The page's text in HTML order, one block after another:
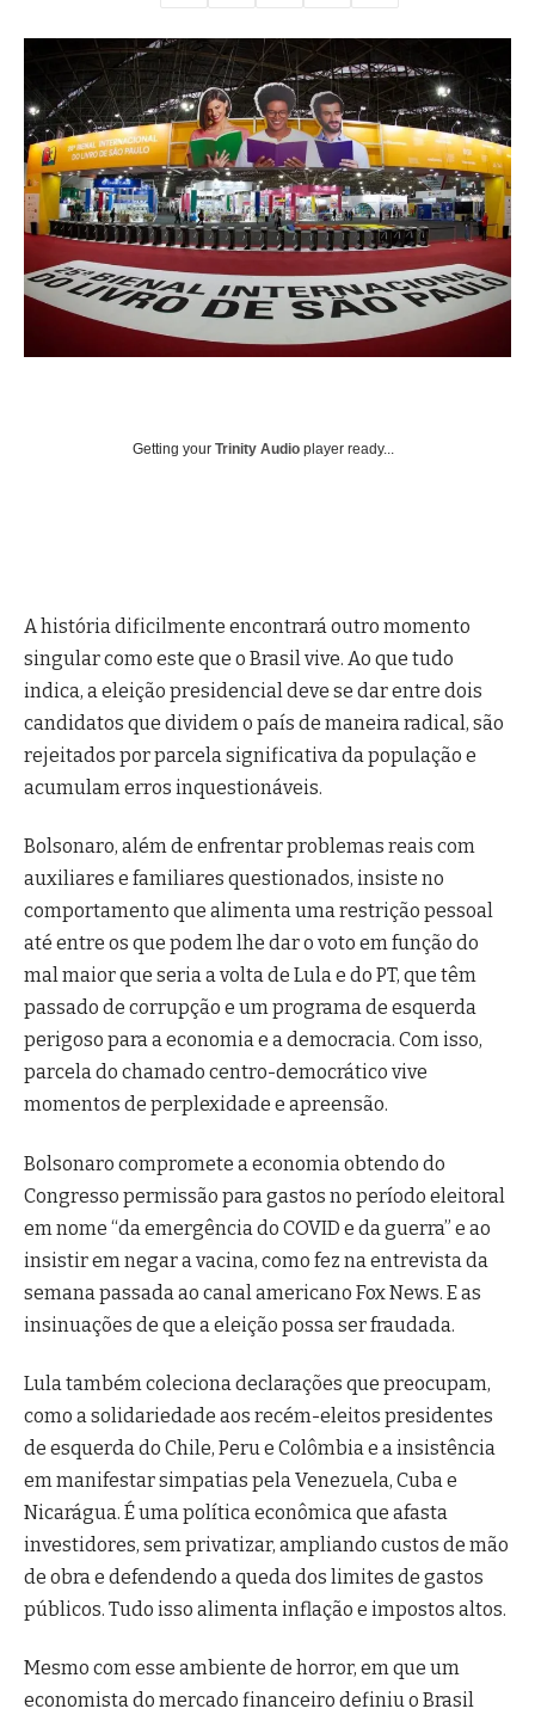
Getting your Trinity Audio player ready...
A história dificilmente encontrará outro momento
singular como este que o Brasil vive. Ao que tudo
indica, a eleição presidencial deve se dar entre dois
candidatos que dividem o país de maneira radical, são
rejeitados por parcela significativa da população e
acumulam erros inquestionáveis.
Bolsonaro, além de enfrentar problemas reais com
auxiliares e familiares questionados, insiste no
comportamento que alimenta uma restrição pessoal
até entre os que podem lhe dar o voto em função do
mal maior que seria a volta de Lula e do PT, que têm
passado de corrupção e um programa de esquerda
perigoso para a economia e a democracia. Com isso,
parcela do chamado centro-democrático vive
momentos de perplexidade e apreensão.
Bolsonaro compromete a economia obtendo do
Congresso permissão para gastos no período eleitoral
em nome “da emergência do COVID e da guerra” e ao
insistir em negar a vacina, como fez na entrevista da
semana passada ao canal americano Fox News. E as
insinuações de que a eleição possa ser fraudada.
Lula também coleciona declarações que preocupam,
como a solidariedade aos recém-eleitos presidentes
de esquerda do Chile, Peru e Colômbia e a insistência
em manifestar simpatias pela Venezuela, Cuba e
Nicarágua. É uma política econômica que afasta
investidores, sem privatizar, ampliando custos de mão
de obra e defendendo a queda dos limites de gastos
públicos. Tudo isso alimenta inflação e impostos altos.
Mesmo com esse ambiente de horror, em que um
economista do mercado financeiro definiu o Brasil